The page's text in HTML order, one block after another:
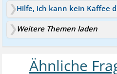
Weitere Themen laden